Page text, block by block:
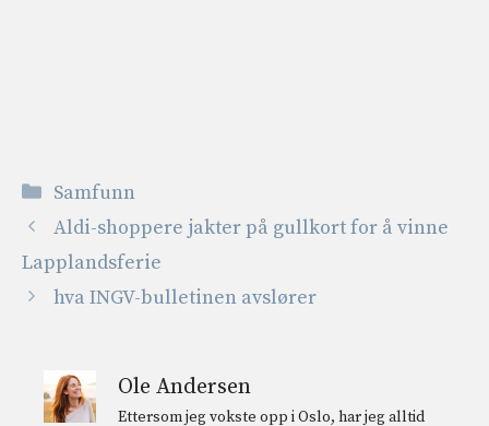
Kategorier
Samfunn
Aldi-shoppere jakter på gullkort for å vinne
Lapplandsferie
hva INGV-bulletinen avslører
Ole Andersen
Ettersom jeg vokste opp i Oslo, har jeg alltid